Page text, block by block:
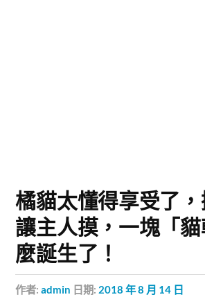
橘貓太懂得享受了
讓主人摸，一塊「
麼誕生了！
作者:admin 日期: 2018 年 8 月 14 日